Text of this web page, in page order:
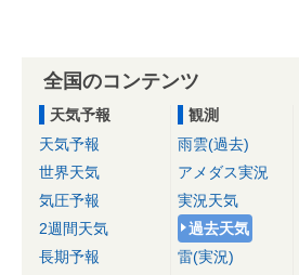
全国のコンテンツ
天気予報
天気予報
世界天気
気圧予報
2週間天気
長期予報
観測
雨雲(過去)
アメダス実況
実況天気
過去天気
雷(実況)